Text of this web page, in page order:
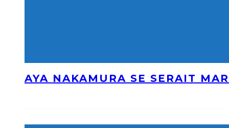
AYA NAKAMURA SE SERAIT